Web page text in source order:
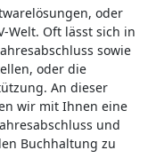
oder
Welt. Oft lässt sich in
sowie
oder die
An dieser
wir mit Ihnen eine
und
Buchhaltung zu